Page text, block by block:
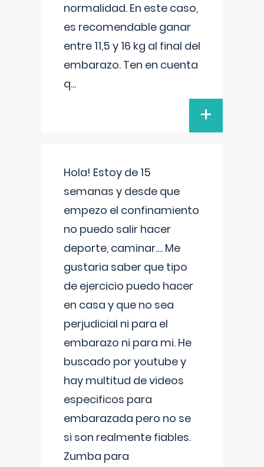
normalidad. En este caso,
es recomendable ganar
entre 11,5 y 16 kg al final del
embarazo. Ten en cuenta
q...
+
Hola! Estoy de 15
semanas y desde que
empezo el confinamiento
no puedo salir hacer
deporte, caminar.... Me
gustaria saber que tipo
de ejercicio puedo hacer
en casa y que no sea
perjudicial ni para el
embarazo ni para mi. He
buscado por youtube y
hay multitud de videos
especificos para
embarazada pero no se
si son realmente fiables.
Zumba para